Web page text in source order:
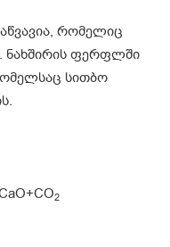
რომელიც
ნახშირის ფერფლში
სითბო
2